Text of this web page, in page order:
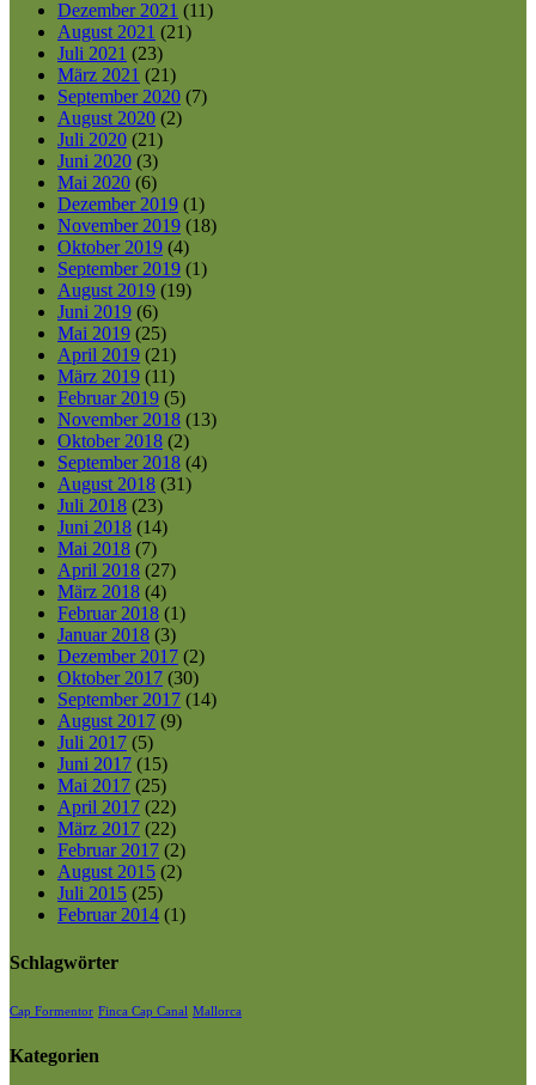
Dezember 2021 (11)
August 2021 (21)
Juli 2021 (23)
März 2021 (21)
September 2020 (7)
August 2020 (2)
Juli 2020 (21)
Juni 2020 (3)
Mai 2020 (6)
Dezember 2019 (1)
November 2019 (18)
Oktober 2019 (4)
September 2019 (1)
August 2019 (19)
Juni 2019 (6)
Mai 2019 (25)
April 2019 (21)
März 2019 (11)
Februar 2019 (5)
November 2018 (13)
Oktober 2018 (2)
September 2018 (4)
August 2018 (31)
Juli 2018 (23)
Juni 2018 (14)
Mai 2018 (7)
April 2018 (27)
März 2018 (4)
Februar 2018 (1)
Januar 2018 (3)
Dezember 2017 (2)
Oktober 2017 (30)
September 2017 (14)
August 2017 (9)
Juli 2017 (5)
Juni 2017 (15)
Mai 2017 (25)
April 2017 (22)
März 2017 (22)
Februar 2017 (2)
August 2015 (2)
Juli 2015 (25)
Februar 2014 (1)
Schlagwörter
Cap Formentor Finca Cap Canal Mallorca
Kategorien